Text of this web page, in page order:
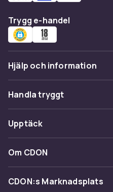
Trygg e-handel
Hjälp och information
Vanliga frågor
Spåra paket
Ångra & Returnera här
Kundservice
Handla tryggt
Betalning
Leverans
Återkallelser
Upptäck
Kategorier
Varumärken
Om CDON
Om oss
CDON:s Marknadsplats